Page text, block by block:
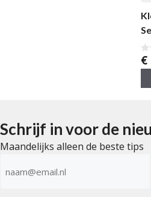
0
v
€
Schrijf in voor de
Maandelijks alleen de beste tips
mailadres